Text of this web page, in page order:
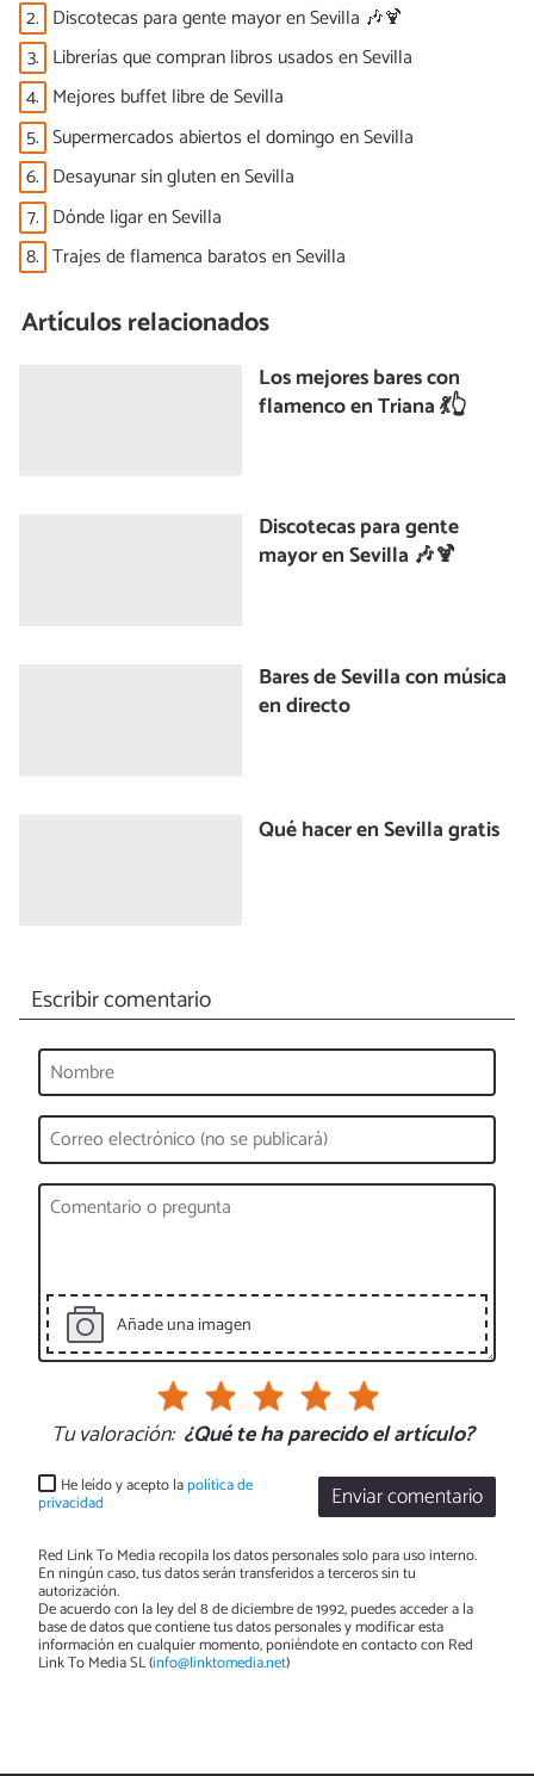
2. Discotecas para gente mayor en Sevilla 🎶🍹
3. Librerías que compran libros usados en Sevilla
4. Mejores buffet libre de Sevilla
5. Supermercados abiertos el domingo en Sevilla
6. Desayunar sin gluten en Sevilla
7. Dónde ligar en Sevilla
8. Trajes de flamenca baratos en Sevilla
Artículos relacionados
Los mejores bares con
flamenco en Triana 💃👆
Discotecas para gente
mayor en Sevilla 🎶🍹
Bares de Sevilla con música
en directo
Qué hacer en Sevilla gratis
Escribir comentario
Añade una imagen
Tu valoración: ¿Qué te ha parecido el artículo?
Enviar comentario
He leído y acepto lapolítica de
privacidad
Red Link To Media recopila los datos personales solo para uso interno.
En ningún caso, tus datos serán transferidos a terceros sin tu
autorización.
De acuerdo con la ley del 8 de diciembre de 1992, puedes acceder a la
base de datos que contiene tus datos personales y modificar esta
información en cualquier momento, poniéndote en contacto con Red
Link To Media SL (info@linktomedia.net)